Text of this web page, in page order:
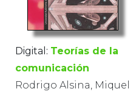
Digital: Teorías de la
comunicación
Rodrigo Alsina, Miquel